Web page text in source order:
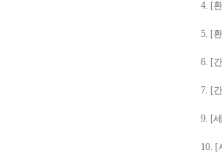
4. [
5. [
6. [
7. [
9. [
10. [